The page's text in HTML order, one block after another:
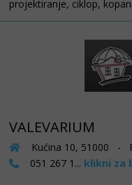
projektiranje, ciklop,
VALEVARIUM
Kućina 10, 51000 -
051 267 1... klikni za